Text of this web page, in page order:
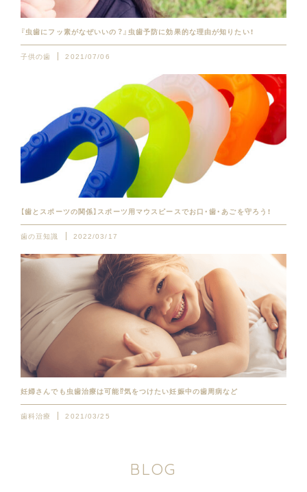
『虫歯にフッ素がなぜいいの？』虫歯予防に効果的な理由が知りたい！
子供の歯 2021/07/06
【歯とスポーツの関係】スポーツ用マウスピースでお口・歯・あごを守ろう！
歯の豆知識 2022/03/17
妊婦さんでも虫歯治療は可能⁉︎気をつけたい妊娠中の歯周病など
歯科治療 2021/03/25
BLOG